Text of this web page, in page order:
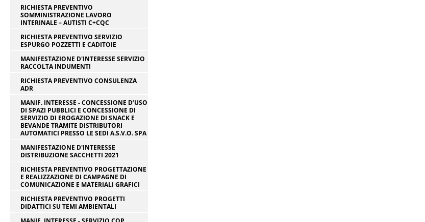
RICHIESTA PREVENTIVO
SOMMINISTRAZIONE LAVORO
INTERINALE – AUTISTI C+CQC
RICHIESTA PREVENTIVO SERVIZIO
ESPURGO POZZETTI E CADITOIE
MANIFESTAZIONE D'INTERESSE SERVIZIO
RACCOLTA INDUMENTI
RICHIESTA PREVENTIVO CONSULENZA
ADR
MANIF. INTERESSE - CONCESSIONE D’USO
DI SPAZI PUBBLICI E CONCESSIONE DI
SERVIZIO DI EROGAZIONE DI SNACK E
BEVANDE TRAMITE DISTRIBUTORI
AUTOMATICI PRESSO LE SEDI A.S.V.O. SPA
MANIFESTAZIONE D'INTERESSE
DISTRIBUZIONE SACCHETTI 2021
RICHIESTA PREVENTIVO PROGETTAZIONE
E REALIZZAZIONE DI CAMPAGNE DI
COMUNICAZIONE E MATERIALI GRAFICI
RICHIESTA PREVENTIVO PROGETTI
DIDATTICI SU TEMI AMBIENTALI